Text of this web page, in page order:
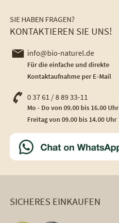
SIE HABEN FRAGEN?
KONTAKTIEREN SIE UNS!
info@bio-naturel.de
Für die einfache und direkte
Kontaktaufnahme per E-Mail
0 37 61 / 8 89 33-11
Mo - Do von 09.00 bis 16.00 Uhr
Freitag von 09.00 bis 14.00 Uhr
SICHERES EINKAUFEN